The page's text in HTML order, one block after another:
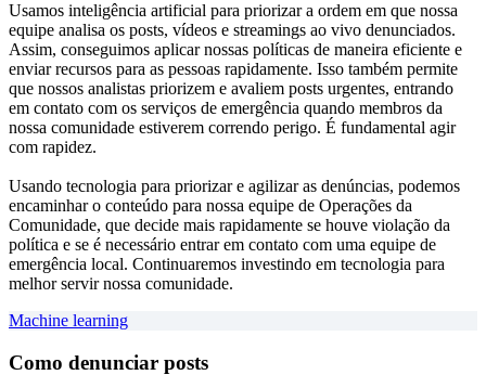
Usamos inteligência artificial para priorizar a ordem em que nossa
equipe analisa os posts, vídeos e streamings ao vivo denunciados.
Assim, conseguimos aplicar nossas políticas de maneira eficiente e
enviar recursos para as pessoas rapidamente. Isso também permite
que nossos analistas priorizem e avaliem posts urgentes, entrando
em contato com os serviços de emergência quando membros da
nossa comunidade estiverem correndo perigo. É fundamental agir
com rapidez.
Usando tecnologia para priorizar e agilizar as denúncias, podemos
encaminhar o conteúdo para nossa equipe de Operações da
Comunidade, que decide mais rapidamente se houve violação da
política e se é necessário entrar em contato com uma equipe de
emergência local. Continuaremos investindo em tecnologia para
melhor servir nossa comunidade.
Machine learning
Como denunciar posts